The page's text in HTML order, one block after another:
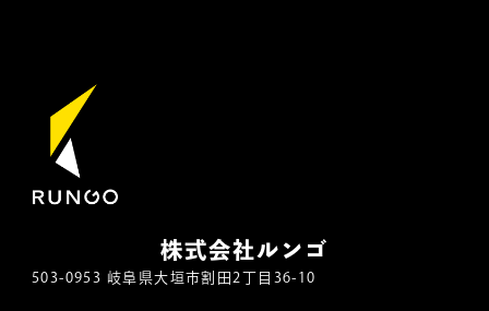
株式会社ルンゴ
503-0953 岐阜県大垣市割田2丁目36-10